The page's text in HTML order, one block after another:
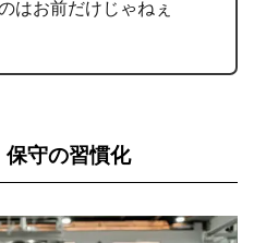
はお前だけじゃねぇ
保守の習慣化